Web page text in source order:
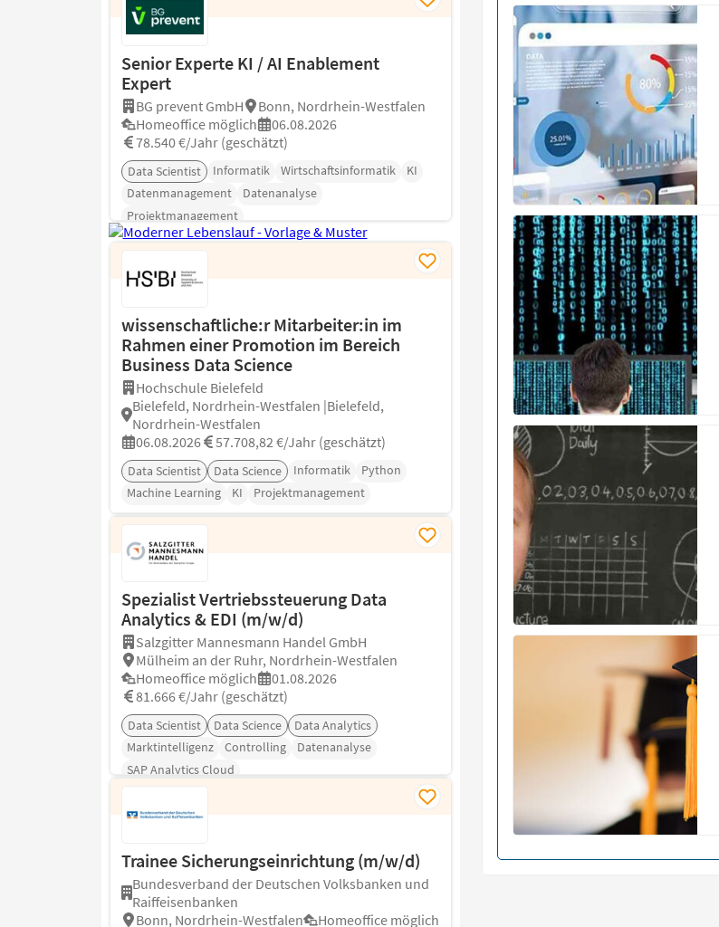
Senior Experte KI / AI Enablement
Expert
BG prevent GmbH
Bonn, Nordrhein-Westfalen
Homeoffice möglich
06.08.2026
78.540 €/Jahr (geschätzt)
Data Scientist Informatik Wirtschaftsinformatik
KI
Datenmanagement
Datenanalyse
Projektmanagement
wissenschaftliche:r Mitarbeiter:in im
Rahmen einer Promotion im Bereich
Business Data Science
Hochschule Bielefeld
Bielefeld, Nordrhein-Westfalen |Bielefeld,
Nordrhein-Westfalen
06.08.2026
57.708,82 €/Jahr (geschätzt)
Data Scientist Data Science Informatik
Python
Machine Learning
KI Projektmanagement
Spezialist Vertriebssteuerung Data
Analytics & EDI (m/w/d)
Salzgitter Mannesmann Handel GmbH
Mülheim an der Ruhr, Nordrhein-Westfalen
Homeoffice möglich
01.08.2026
81.666 €/Jahr (geschätzt)
Data Scientist Data Science
Data Analytics
Marktintelligenz
Controlling
Datenanalyse
SAP Analytics Cloud
Trainee Sicherungseinrichtung (m/w/d)
Bundesverband der Deutschen Volksbanken und
Raiffeisenbanken
Bonn, Nordrhein-Westfalen
Homeoffice möglich